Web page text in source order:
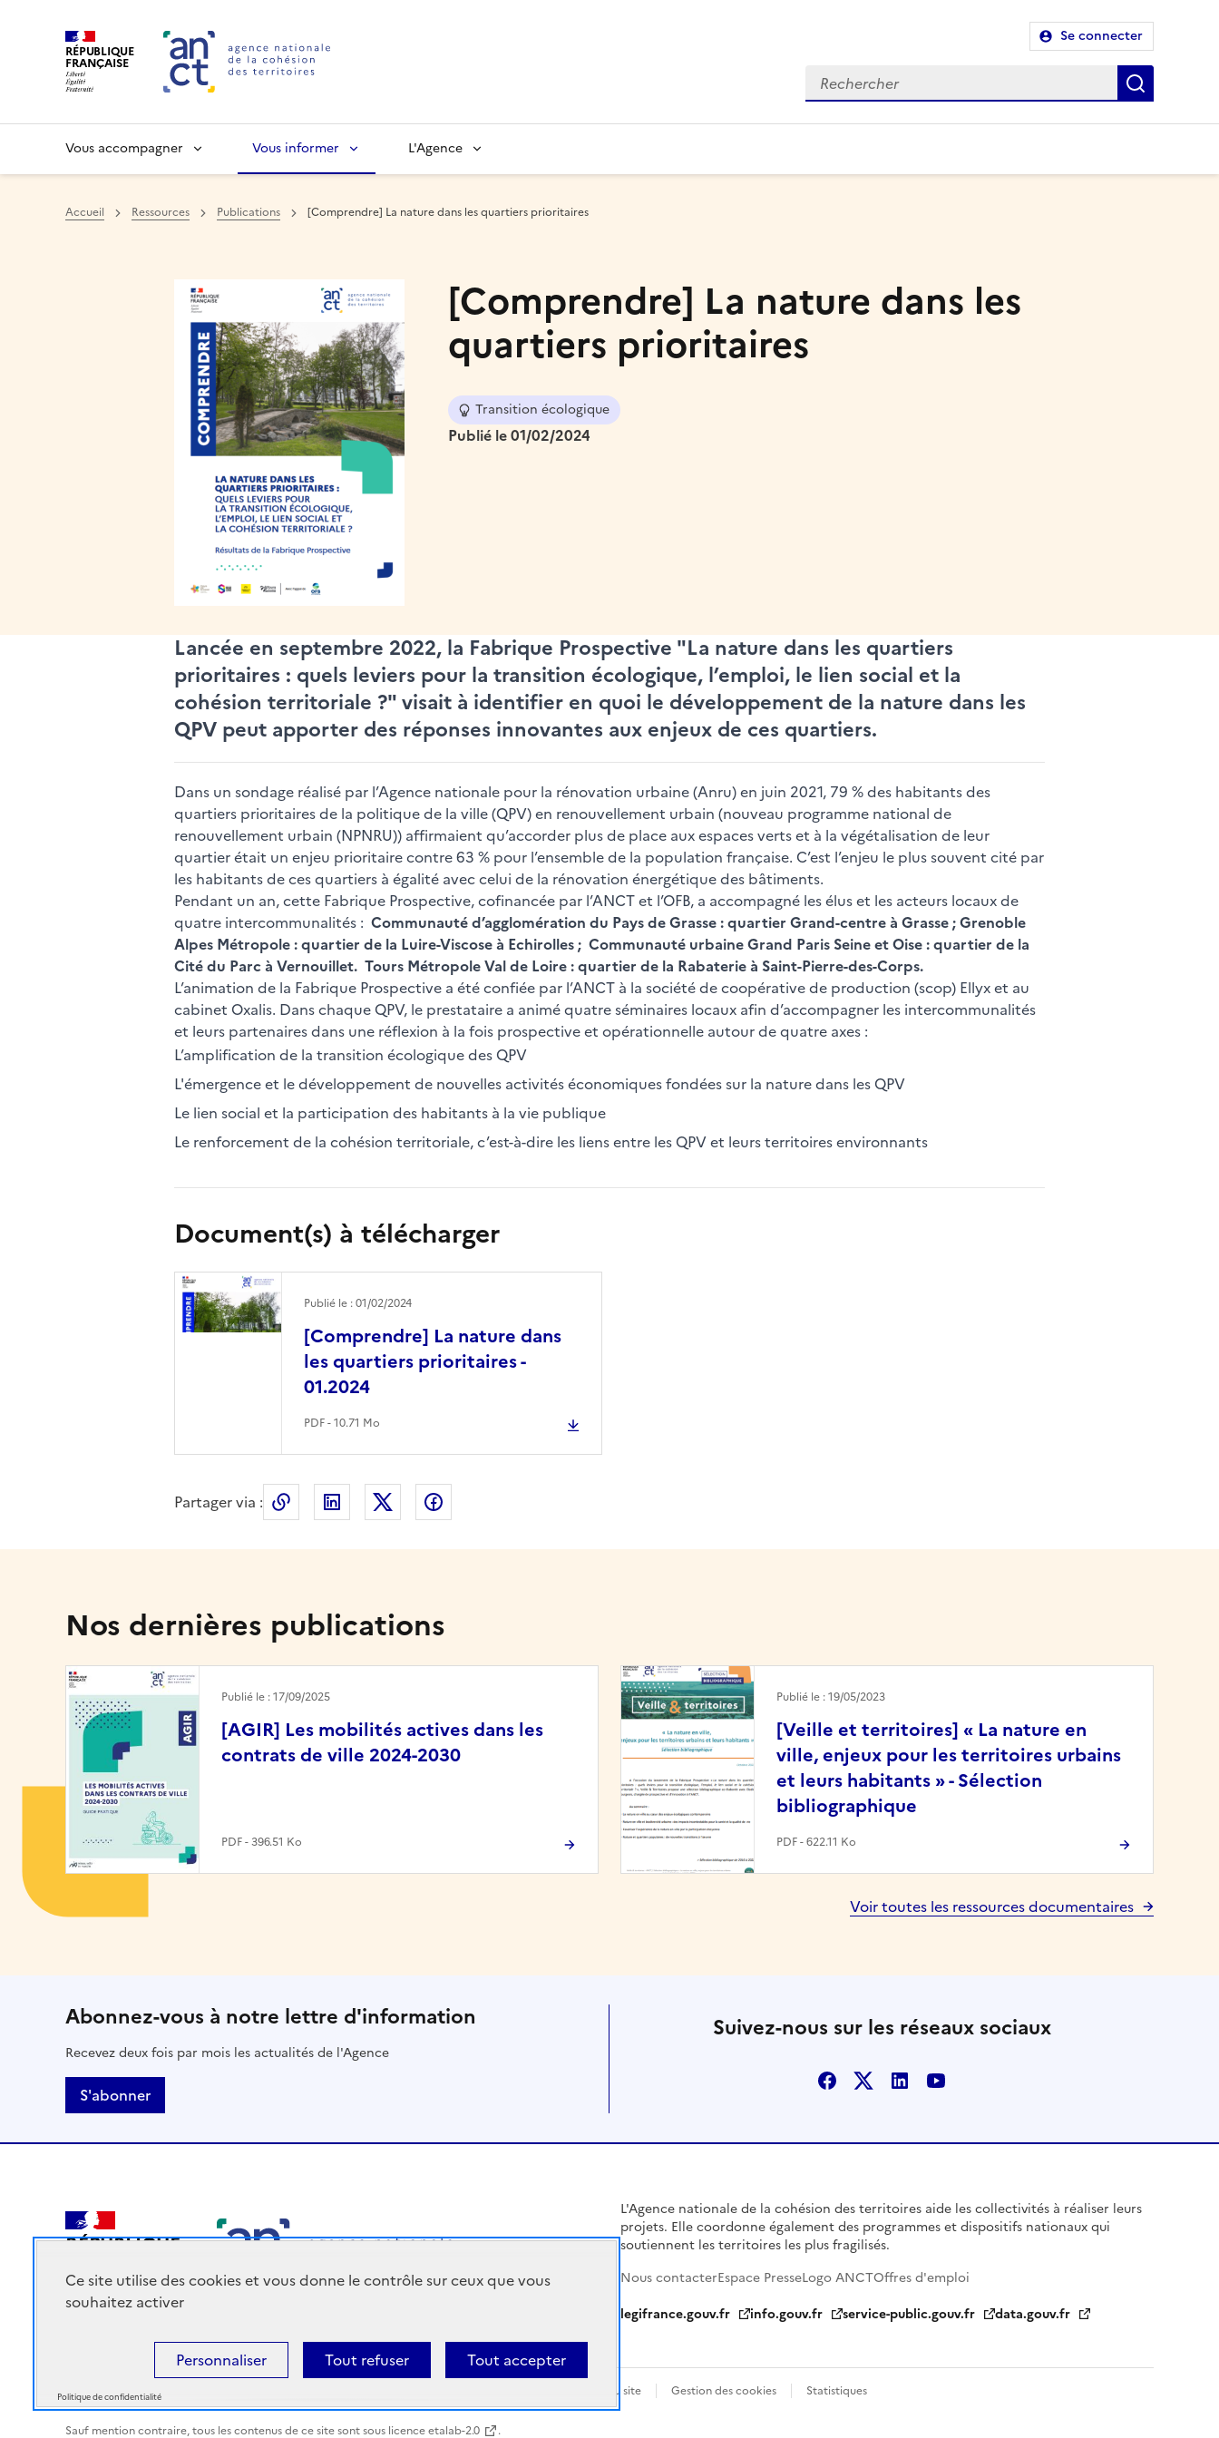
Ce site utilise des cookies et vous donne le contrôle sur ceux que vous
souhaitez activer
Tout accepter
Tout refuser
Personnaliser
Politique de confidentialité
RÉPUBLIQUE
FRANÇAISE
Se connecter
Vous accompagner Vous informer L'Agence
Accueil Ressources Publications [Comprendre] La nature dans les quartiers prioritaires
Image
[Comprendre] La nature dans les
quartiers prioritaires
Transition écologique
Publié le 01/02/2024
Lancée en septembre 2022, la Fabrique Prospective "La nature dans les quartiers
prioritaires : quels leviers pour la transition écologique, l’emploi, le lien social et la
cohésion territoriale ?" visait à identifier en quoi le développement de la nature dans les
QPV peut apporter des réponses innovantes aux enjeux de ces quartiers.
Dans un sondage réalisé par l’Agence nationale pour la rénovation urbaine (Anru) en juin 2021, 79 % des habitants des
quartiers prioritaires de la politique de la ville (QPV) en renouvellement urbain (nouveau programme national de
renouvellement urbain (NPNRU)) affirmaient qu’accorder plus de place aux espaces verts et à la végétalisation de leur
quartier était un enjeu prioritaire contre 63 % pour l’ensemble de la population française. C’est l’enjeu le plus souvent cité par
les habitants de ces quartiers à égalité avec celui de la rénovation énergétique des bâtiments.
Pendant un an, cette Fabrique Prospective, cofinancée par l’ANCT et l’OFB, a accompagné les élus et les acteurs locaux de
quatre intercommunalités : Communauté d’agglomération du Pays de Grasse : quartier Grand-centre à Grasse ; Grenoble
Alpes Métropole : quartier de la Luire-Viscose à Echirolles ; Communauté urbaine Grand Paris Seine et Oise : quartier de la
Cité du Parc à Vernouillet. Tours Métropole Val de Loire : quartier de la Rabaterie à Saint-Pierre-des-Corps.
L’animation de la Fabrique Prospective a été confiée par l’ANCT à la société de coopérative de production (scop) Ellyx et au
cabinet Oxalis. Dans chaque QPV, le prestataire a animé quatre séminaires locaux afin d’accompagner les intercommunalités
et leurs partenaires dans une réflexion à la fois prospective et opérationnelle autour de quatre axes :
L’amplification de la transition écologique des QPV
L'émergence et le développement de nouvelles activités économiques fondées sur la nature dans les QPV
Le lien social et la participation des habitants à la vie publique
Le renforcement de la cohésion territoriale, c’est-à-dire les liens entre les QPV et leurs territoires environnants
Document(s) à télécharger
[Comprendre] La nature dans
les quartiers prioritaires -
01.2024
Publié le : 01/02/2024
PDF - 10.71 Mo
Partager via : Copier le lien de la page dans le presse-papier
LinkedIn
Nos dernières publications
[AGIR] Les mobilités actives dans les
contrats de ville 2024-2030
Publié le : 17/09/2025
PDF - 396.51 Ko
Image
[Veille et territoires] « La nature en
ville, enjeux pour les territoires urbains
et leurs habitants » - Sélection
bibliographique
Publié le : 19/05/2023
PDF - 622.11 Ko
Image
Voir toutes les ressources documentaires
Abonnez-vous à notre lettre d'information
Recevez deux fois par mois les actualités de l'Agence
S'abonner
Suivez-nous sur les réseaux sociaux
Facebook
X LinkedinYoutube
RÉPUBLIQUE
L'Agence nationale de la cohésion des territoires aide les collectivités à réaliser leurs
projets. Elle coordonne également des programmes et dispositifs nationaux qui
soutiennent les territoires les plus fragilisés.
Nous contacterEspace PresseLogo ANCTOffres d'emploi
legifrance.gouv.fr
info.gouv.fr service-public.gouv.fr data.gouv.fr
Accessibilité : Partiellement conforme Plan du site Gestion des cookies Statistiques
Sauf mention contraire, tous les contenus de ce site sont sous licence etalab-2.0 .